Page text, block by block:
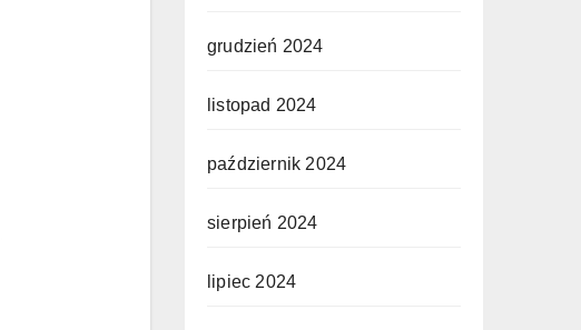
grudzień 2024
listopad 2024
październik 2024
sierpień 2024
lipiec 2024